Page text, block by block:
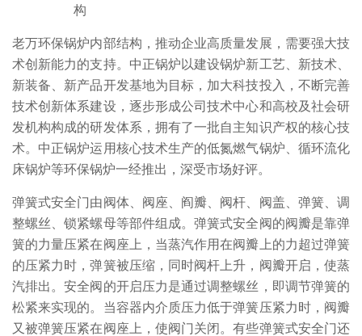
老万环保锅炉内部结构，推动企业高质量发展，需要强大技
术创新能力的支持。中正锅炉以建设锅炉新工艺、新技术、
新装备、新产品开发基地为目标，加大科技投入，不断完善
技术创新体系建设，逐步形成公司技术中心和高校及社会研
发机构构成的研发体系，拥有了一批自主知识产权的核心技
术。中正锅炉运用核心技术生产的低氮燃气锅炉、循环流化
床锅炉等环保锅炉一经推出，深受市场好评。
弹簧式安全门由阀体、阀座、阎瓣、阀杆、阀盖、弹簧、调
整螺丝、锁紧螺母等部件组成。弹簧式安全阀的阀瓣是靠弹
簧的力量压紧在阀座上，当蒸汽作用在阀瓣上的力超过弹簧
的压紧力时，弹簧被压缩，同时阀杆上升，阀瓣开启，使蒸
汽排出。安全阀的开启压力是通过调整螺丝，即调节弹簧的
松紧来实现的。当容器内介质压力低于弹簧压紧力时，阀瓣
又被弹簧压紧在阀座上，使阀门关闭。有些弹簧式安全门还